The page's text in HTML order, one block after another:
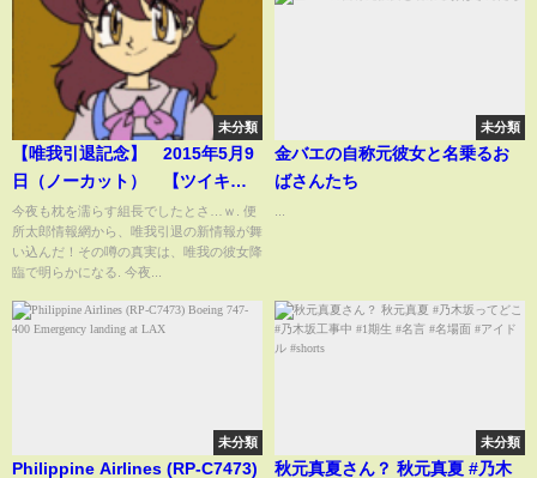
未分類
【唯我引退記念】 2015年5月9
日（ノーカット） 【ツイキャ
ス】
今夜も枕を濡らす組長でしたとさ…ｗ. 便
所太郎情報網から、唯我引退の新情報が舞
い込んだ！その噂の真実は、唯我の彼女降
臨で明らかになる. 今夜...
未分類
金バエの自称元彼女と名乗るお
ばさんたち
未分類
Philippine Airlines (RP-C7473)
未分類
秋元真夏さん？ 秋元真夏 #乃木